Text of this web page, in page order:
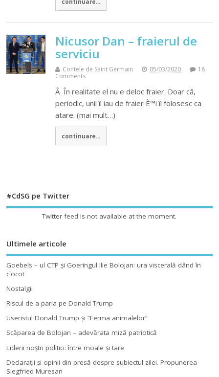
Nicusor Dan – fraierul de
serviciu
Contele de Saint Germain 05/03/2020
18
Comments
Â În realitate el nu e deloc fraier. Doar că,
periodic, unii îl iau de fraier È™i îl folosesc ca
atare. (mai mult…)
continuare...
#CdSG pe Twitter
Twitter feed is not available at the moment.
Ultimele articole
Goebels – ul CTP şi Goeringul Ilie Bolojan: ura viscerală dând în
clocot
Nostalgii
Riscul de a paria pe Donald Trump
Useristul Donald Trump şi “Ferma animalelor”
Scăparea de Bolojan – adevărata miză patriotică
Liderii noştri politici: între moale şi tare
Declaraţii şi opinii din presă despre subiectul zilei. Propunerea
Siegfried Muresan